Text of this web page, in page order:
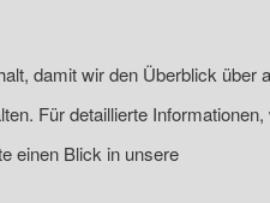
damit wir den Überblick über
Für detaillierte Informationen,
einen Blick in unsere